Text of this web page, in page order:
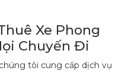
Xe Phong
Chuyến Đi
tôi cung cấp dịch vụ